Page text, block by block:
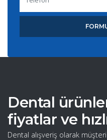
Dental
fiyatlar ve
Dental alışveriş olarak